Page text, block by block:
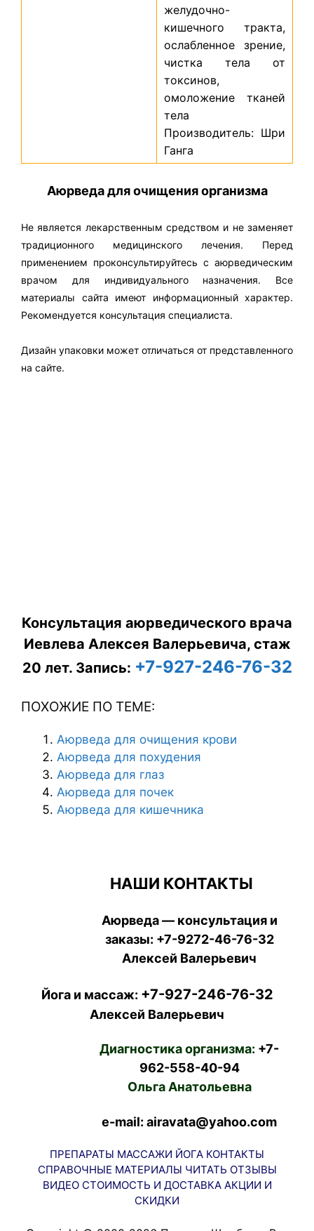
желудочно-
кишечного тракта,
ослабленное зрение,
чистка тела от
токсинов,
омоложение тканей
тела
Производитель: Шри
Ганга
Аюрведа для очищения организма
Не является лекарственным средством и не заменяет
традиционного медицинского лечения. Перед
применением проконсультируйтесь с аюрведическим
врачом для индивидуального назначения. Все
материалы сайта имеют информационный характер.
Рекомендуется консультация специалиста.
Дизайн упаковки может отличаться от представленного
на сайте.
Консультация аюрведического врача
Иевлева Алексея Валерьевича, стаж
20 лет. Запись: +7-927-246-76-32
ПОХОЖИЕ ПО ТЕМЕ:
Аюрведа для очищения крови
Аюрведа для похудения
Аюрведа для глаз
Аюрведа для почек
Аюрведа для кишечника
НАШИ КОНТАКТЫ
Аюрведа — консультация и
заказы: +7-9272-46-76-32
Алексей Валерьевич
Йога и массаж: +7-927-246-76-32
Алексей Валерьевич
Диагностика организма: +7-
962-558-40-94
Ольга Анатольевна
e-mail: airavata@yahoo.com
ПРЕПАРАТЫ МАССАЖИ ЙОГА КОНТАКТЫ
СПРАВОЧНЫЕ МАТЕРИАЛЫ ЧИТАТЬ ОТЗЫВЫ
ВИДЕО СТОИМОСТЬ И ДОСТАВКА АКЦИИ И
СКИДКИ